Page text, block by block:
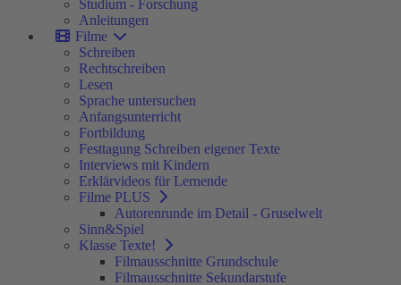
Studium - Forschung
Anleitungen
Filme
Schreiben
Rechtschreiben
Lesen
Sprache untersuchen
Anfangsunterricht
Fortbildung
Festtagung Schreiben eigener Texte
Interviews mit Kindern
Erklärvideos für Lernende
Filme PLUS
Autorenrunde im Detail - Gruselwelt
Sinn&Spiel
Klasse Texte!
Filmausschnitte Grundschule
Filmausschnitte Sekundarstufe